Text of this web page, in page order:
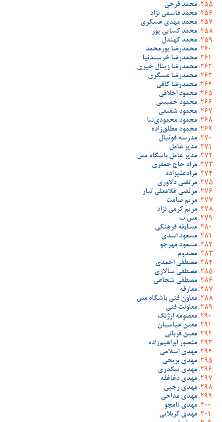
محمد فرخی
محمد قاسمی نژاد
محمد مهدی عسگری
محمد کسایی پور
محمد کهندل
محمدرضا پورمحمد
محمدرضا خرسندنیا
محمدرضا زینال خیری
محمدرضا عسگری
محمدرضا کافی
محمود اخلاقی
محمود خمیسی
محمود شفیعی
محمود محمودی‌نیا
محمود مطلق‌زاده
مدرسه فوتبال
مدیر عامل
مدیر عامل باشگاه مس
مراد حاج جعفری
مرادعلیزاده
مرتضی دلاوری
مرتضی غلامعلی تبار
مریم صامت
مریم کرمی نژاد
مس ب
مسابقه فرهنگی
مسعود اسدی
مسعود مهرجو
مصدوم
مصطفی احمدی
مصطفی سالاری
مصطفی شجاعی
معارفه
معاون فنی باشگاه مس
معاونت فنی
معصومه ارژنگ
معین عباسیان
معین قربانی
منصور ابراهیم‌زاده
مهدی اسلامی
مهدی بریحی
مهدی تیکدری
مهدی دغاغله
مهدی رجبی
مهدی مداحی
مهدی نامجو
مهدی کربلایی